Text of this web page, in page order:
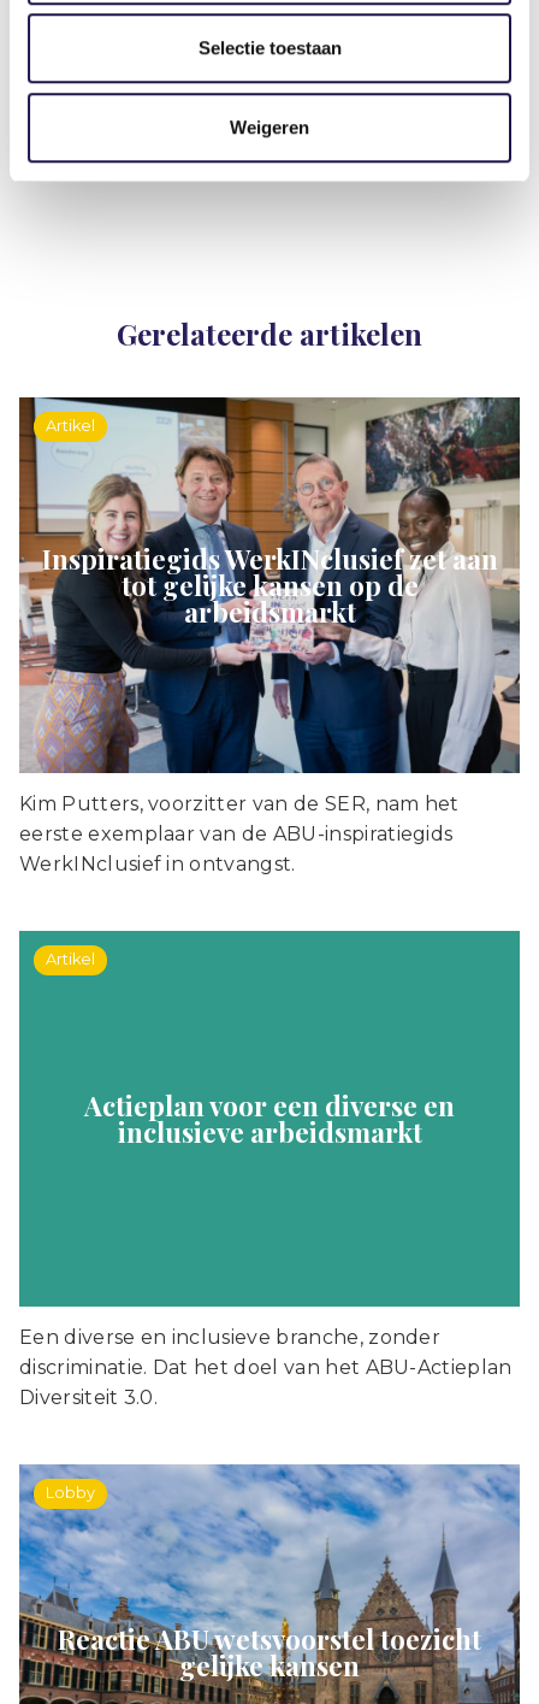
Selectie toestaan
Weigeren
Gerelateerde artikelen
Artikel
Inspiratiegids WerkINclusief zet aan
tot gelijke kansen op de
arbeidsmarkt
Kim Putters, voorzitter van de SER, nam het
eerste exemplaar van de ABU-inspiratiegids
WerkINclusief in ontvangst.
Artikel
Actieplan voor een diverse en
inclusieve arbeidsmarkt
Een diverse en inclusieve branche, zonder
discriminatie. Dat het doel van het ABU-Actieplan
Diversiteit 3.0.
Lobby
Reactie ABU wetsvoorstel toezicht
gelijke kansen